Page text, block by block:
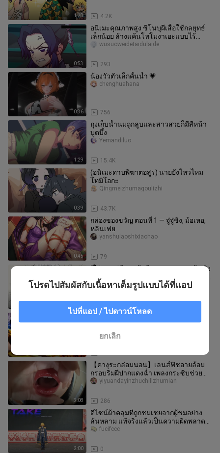
1:28 4.2K
0:53
อนิเมะคุณภาพสูง ชิโนบุผีเสื้อใช้กลยุทธ์
เล็กน้อย ล้างแค้นโทโมงาเอะแบบไร้
บาดแผลเพียงลำพัง — PaeHnw
293
wusuoweidetaidulaide
0:36
น้องวัวตัวเล็กคั้นน้ำ 💗
756
chenghuahana
1:29
ถุงเก็บน้ำนมถูกลูบและสาวสวยก็มีสีหน้า
บูดบึ้ง
15.4K
Yemandiluo
0:39
(อนิเมะดาบพิฆาตอสูร) นายยังไหวไหม
โทมิโอกะ
43.7K
Qingmeizhumagoulizhi
0:45
กล่องของขวัญ ตอนที่ 1 — จู๋จู๋ชิง, ม้อเหอ,
หลินเฟย
79
yanshulaoshixiaohao
“ใส่ชุดแม่บ้านแล้วต้องคอยดูแลคุณผู้หญิง
ที่ปลื้มปิติจนน้ำตาไหลหลังทานอาหาร....
💗”sunzhepingberserk
【4K คมชัดสุด] “ตัดบทสนทนาส่วนเกิน”
โทบิมารุ นินจิกับโดโมะ! เสาหลักผู้เสีย
ชีวิตเป็นคนแรกในเมืองอมตะ
tuxingnixing
3:08
【คางุระกล่อมนอน】เลนส์ฟิชอายล้อม
กรอบริมฝีปากแดงฉ่ำ เพลงกระซิบช่วย
หลับ นับถอยหลังตามจังหวะของพี่สาว หน
286
yiyuandayinzhuchillzhumian
2:00
ดีไซน์ผ้าคลุมที่ถูกชมเชยจากผู้ชมอย่าง
ล้นหลาม แท้จริงแล้วเป็นความผิดพลาด
ต่างหาก!
0
fucifccc
โปรดไปสัมผัสกับเนื้อหาเต็มรูปแบบได้ที่แอป
ไปที่แอป / ไปดาวน์โหลด
ยกเลิก